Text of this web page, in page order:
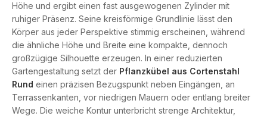
Höhe und ergibt einen fast ausgewogenen Zylinder mit
ruhiger Präsenz. Seine kreisförmige Grundlinie lässt den
Körper aus jeder Perspektive stimmig erscheinen, während
die ähnliche Höhe und Breite eine kompakte, dennoch
großzügige Silhouette erzeugen. In einer reduzierten
Gartengestaltung setzt der Pflanzkübel aus Cortenstahl
Rund einen präzisen Bezugspunkt neben Eingängen, an
Terrassenkanten, vor niedrigen Mauern oder entlang breiter
Wege. Die weiche Kontur unterbricht strenge Architektur,